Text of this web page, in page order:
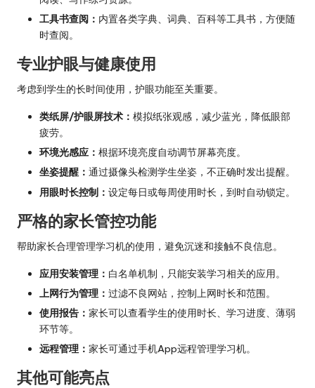
工具书查阅： 内置各类字典、词典、百科等工具书，方便随
时查阅。
专业护眼与健康使用
考虑到学生的长时间使用，护眼功能至关重要。
类纸屏/护眼屏技术： 模拟纸张观感，减少蓝光，降低眼部
疲劳。
环境光感应： 根据环境亮度自动调节屏幕亮度。
坐姿提醒： 通过摄像头检测学生坐姿，不正确时发出提醒。
用眼时长控制： 设定每日或每周使用时长，到时自动锁定。
严格的家长管控功能
帮助家长合理管理学习机的使用，避免沉迷和接触不良信息。
应用安装管理： 白名单机制，只能安装学习相关的应用。
上网行为管理： 过滤不良网站，控制上网时长和范围。
使用报告： 家长可以查看学生的使用时长、学习进度、薄弱
环节等。
远程管理： 家长可通过手机App远程管理学习机。
其他可能亮点